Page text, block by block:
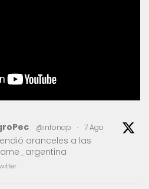
@infonap · 7 Ago
aranceles a las